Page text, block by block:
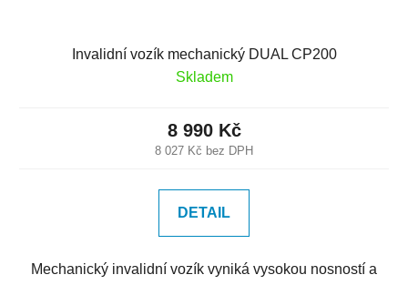
Invalidní vozík mechanický DUAL CP200
Skladem
8 027 Kč bez DPH
8 990 Kč
DETAIL
Mechanický invalidní vozík vyniká vysokou nosností a